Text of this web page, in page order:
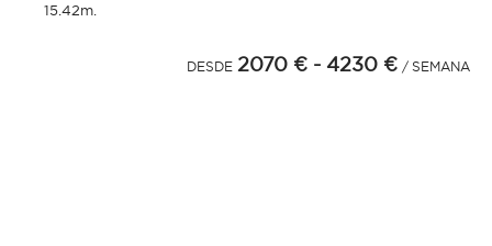
15.42m.
DESDE 2070 € - 4230 € / SEMANA